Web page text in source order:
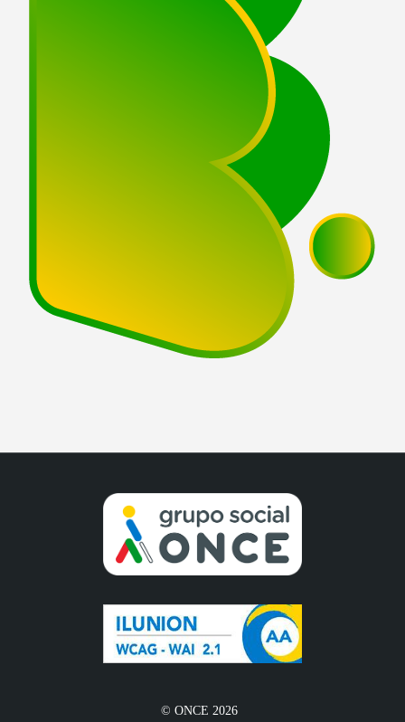
© ONCE 2026